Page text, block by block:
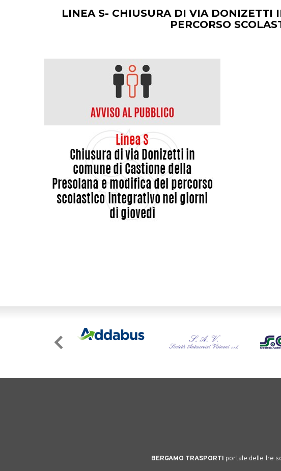
LINEA S- CHIUSURA DI VIA DONIZETTI
PERCORSO
BERGAMO TRASPORTI portale delle tre